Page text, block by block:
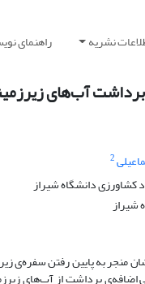
نشریه راهنمای
آب‌های
2
دانشگاه شیراز
شیراز
منجر به پایین رفتن سفره‌ی